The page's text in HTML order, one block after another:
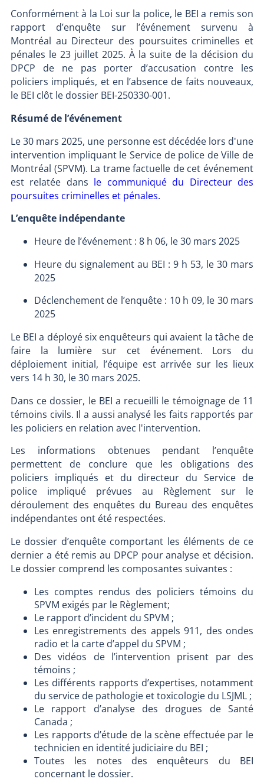
Conformément à la Loi sur la police, le BEI a remis son
rapport d’enquête sur l’événement survenu à
Montréal au Directeur des poursuites criminelles et
pénales le 23 juillet 2025. À la suite de la décision du
DPCP de ne pas porter d’accusation contre les
policiers impliqués, et en l’absence de faits nouveaux,
le BEI clôt le dossier BEI-250330-001.
Résumé de l’événement
Le 30 mars 2025, une personne est décédée lors d'une
intervention impliquant le Service de police de Ville de
Montréal (SPVM). La trame factuelle de cet événement
est relatée dans le communiqué du Directeur des
poursuites criminelles et pénales.
L’enquête indépendante
Heure de l’événement : 8 h 06, le 30 mars 2025
Heure du signalement au BEI : 9 h 53, le 30 mars
2025
Déclenchement de l’enquête : 10 h 09, le 30 mars
2025
Le BEI a déployé six enquêteurs qui avaient la tâche de
faire la lumière sur cet événement. Lors du
déploiement initial, l’équipe est arrivée sur les lieux
vers 14 h 30, le 30 mars 2025.
Dans ce dossier, le BEI a recueilli le témoignage de 11
témoins civils. Il a aussi analysé les faits rapportés par
les policiers en relation avec l'intervention.
Les informations obtenues pendant l’enquête
permettent de conclure que les obligations des
policiers impliqués et du directeur du Service de
police impliqué prévues au Règlement sur le
déroulement des enquêtes du Bureau des enquêtes
indépendantes ont été respectées.
Le dossier d’enquête comportant les éléments de ce
dernier a été remis au DPCP pour analyse et décision.
Le dossier comprend les composantes suivantes :
Les comptes rendus des policiers témoins du
SPVM exigés par le Règlement;
Le rapport d’incident du SPVM ;
Les enregistrements des appels 911, des ondes
radio et la carte d’appel du SPVM ;
Des vidéos de l’intervention prisent par des
témoins ;
Les différents rapports d’expertises, notamment
du service de pathologie et toxicologie du LSJML ;
Le rapport d’analyse des drogues de Santé
Canada ;
Les rapports d’étude de la scène effectuée par le
technicien en identité judiciaire du BEI ;
Toutes les notes des enquêteurs du BEI
concernant le dossier.